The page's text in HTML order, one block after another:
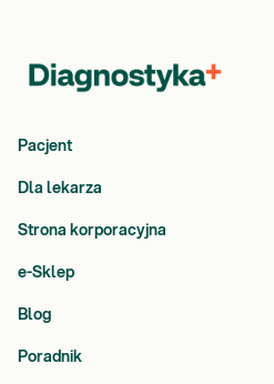
Pacjent
Dla lekarza
Strona korporacyjna
e-Sklep
Blog
Poradnik